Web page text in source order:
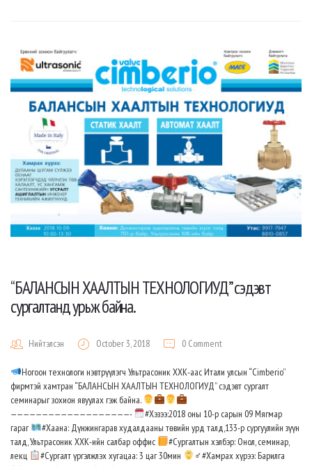
“БАЛАНСЫН ХААЛТЫН ТЕХНОЛОГИУД” сэдэвт
сургалтанд урьж байна.
Нийтэлсэн October 3, 2018 0 Comment
Ногоон технологи нэвтрүүлэгч Ультрасоник ХХК-аас Итали улсын “Cimberio”
фирмтэй хамтран “БАЛАНСЫН ХААЛТЫН ТЕХНОЛОГИУД” сэдэвт сургалт
семинарыг зохион явуулах гэж байна.
———————————————————-
#Хэзээ:2018 оны 10-р сарын 09 Мягмар
гараг
#Хаана: Дүнжингарав худалдааны төвийн урд талд,133-р сургуулийн зүүн
талд, Ультрасоник ХХК-ийн салбар оффис
#Сургалтын хэлбэр: Онол, семинар,
лекц
#Сургалт үргэлжлэх хугацаа: 3 цаг 30мин
‍♂#Хамрах хүрээ: Барилга